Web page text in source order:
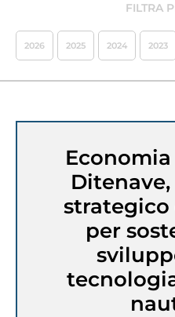
FILTRA
2026 2025 2024 2023
per